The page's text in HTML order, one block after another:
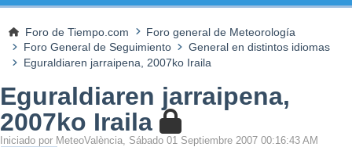
Foro de Tiempo.com
Foro general de Meteorología
Foro General de Seguimiento
General en distintos idiomas
Eguraldiaren jarraipena, 2007ko Iraila
Eguraldiaren jarraipena,
2007ko Iraila
Iniciado por MeteoValència, Sábado 01 Septiembre 2007 00:16:43 AM